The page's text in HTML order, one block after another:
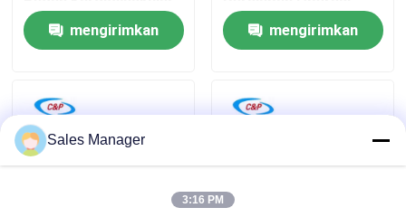
Kontrol Kualitas
Berita
mengirimkan
Perut Medis untuk
operasimengirimkan
Sales Manager
3:16 PM